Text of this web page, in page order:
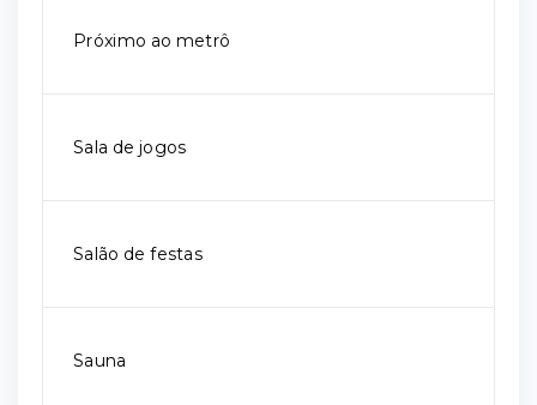
Próximo ao metrô
Sala de jogos
Salão de festas
Sauna